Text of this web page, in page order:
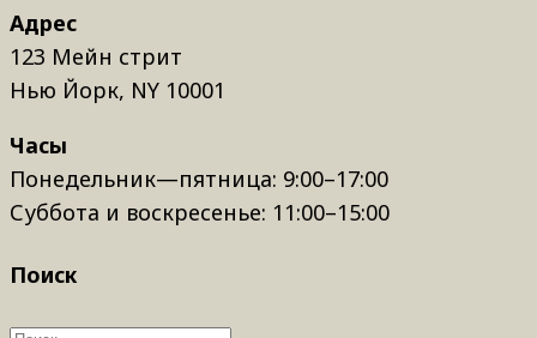
Адрес
123 Мейн стрит
Нью Йорк, NY 10001
Часы
Понедельник—пятница: 9:00–17:00
Суббота и воскресенье: 11:00–15:00
Поиск